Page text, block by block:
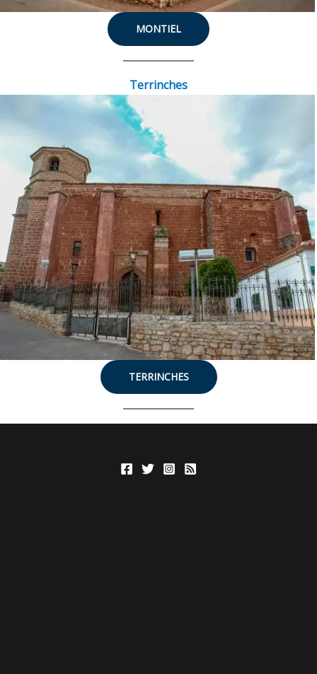
MONTIEL
Terrinches
TERRINCHES